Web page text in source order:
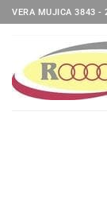
Saltar
al
VERA MUJICA 3843 -